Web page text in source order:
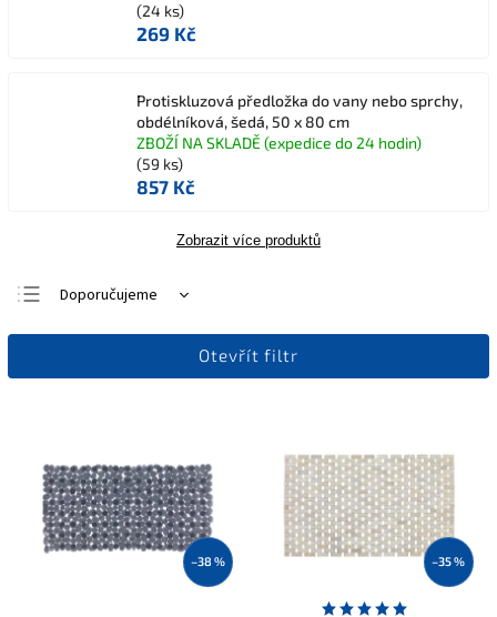
(24 ks)
269 Kč
Protiskluzová předložka do vany nebo sprchy,
obdélníková, šedá, 50 x 80 cm
ZBOŽÍ NA SKLADĚ (expedice do 24 hodin)
(59 ks)
857 Kč
Zobrazit více produktů
Doporučujeme
Nejlevnější
Otevřít filtr
–38 % –35 %